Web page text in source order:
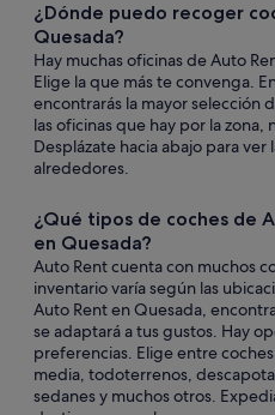
¿Dónde puedo recoger
Quesada?
Hay muchas oficinas de Auto
Elige la que más te convenga.
encontrarás la mayor selección
las oficinas que hay por la zona,
Desplázate hacia abajo para
alrededores.
¿Qué tipos de coches de
en Quesada?
Auto Rent cuenta con muchos
inventario varía según las
Auto Rent en Quesada,
se adaptará a tus gustos. Hay
preferencias. Elige entre
media, todoterrenos,
sedanes y muchos otros.